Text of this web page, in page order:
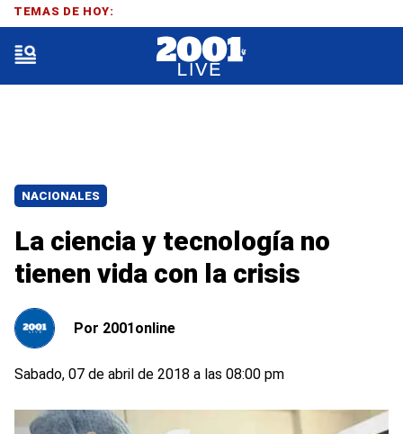
NACIONALES
La ciencia y tecnología no
tienen vida con la crisis
Por 2001online
Sabado, 07 de abril de 2018 a las 08:00 pm
TEMAS DE HOY: